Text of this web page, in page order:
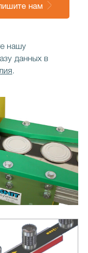
нам
нашу
данных в
.